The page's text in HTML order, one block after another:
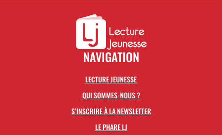
NAVIGATION
LECTURE JEUNESSE
QUI SOMMES-NOUS ?
S’INSCRIRE À LA NEWSLETTER
LE PHARE LJ